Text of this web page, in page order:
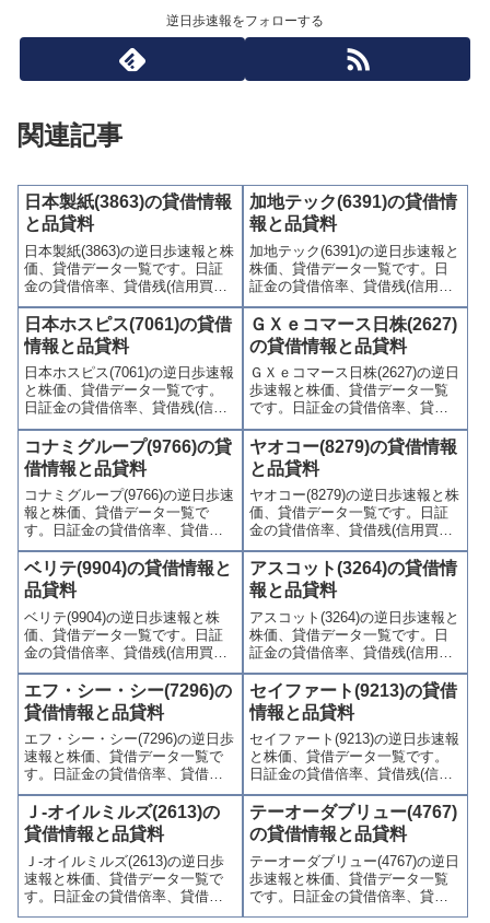
逆日歩速報をフォローする
関連記事
日本製紙(3863)の貸借情報
と品貸料
日本製紙(3863)の逆日歩速報と株
価、貸借データ一覧です。日証
金の貸借倍率、貸借残(信用買
残、信用売残)、品貸料(逆日
歩)、東証の週末残高、規制(注意
喚起・申込停止)など、空売り関
連情報を集計し、図解でわかり
やすくまとめて掲載していま
す。
加地テック(6391)の貸借情
報と品貸料
加地テック(6391)の逆日歩速報と
株価、貸借データ一覧です。日
証金の貸借倍率、貸借残(信用買
残、信用売残)、品貸料(逆日
歩)、東証の週末残高、規制(注意
喚起・申込停止)など、空売り関
連情報を集計し、図解でわかり
やすくまとめて掲載していま
す。
日本ホスピス(7061)の貸借
情報と品貸料
日本ホスピス(7061)の逆日歩速報
と株価、貸借データ一覧です。
日証金の貸借倍率、貸借残(信用
買残、信用売残)、品貸料(逆日
歩)、東証の週末残高、規制(注意
喚起・申込停止)など、空売り関
連情報を集計し、図解でわかり
やすくまとめて掲載していま
す。
ＧＸｅコマース日株(2627)
の貸借情報と品貸料
ＧＸｅコマース日株(2627)の逆日
歩速報と株価、貸借データ一覧
です。日証金の貸借倍率、貸借
残(信用買残、信用売残)、品貸料
(逆日歩)、東証の週末残高、規制
(注意喚起・申込停止)など、空売
り関連情報を集計し、図解でわ
かりやすくまとめて掲載してい
ます。
コナミグループ(9766)の貸
借情報と品貸料
コナミグループ(9766)の逆日歩速
報と株価、貸借データ一覧で
す。日証金の貸借倍率、貸借残
(信用買残、信用売残)、品貸料
(逆日歩)、東証の週末残高、規制
(注意喚起・申込停止)など、空売
り関連情報を集計し、図解でわ
かりやすくまとめて掲載してい
ます。
ヤオコー(8279)の貸借情報
と品貸料
ヤオコー(8279)の逆日歩速報と株
価、貸借データ一覧です。日証
金の貸借倍率、貸借残(信用買
残、信用売残)、品貸料(逆日
歩)、東証の週末残高、規制(注意
喚起・申込停止)など、空売り関
連情報を集計し、図解でわかり
やすくまとめて掲載していま
す。
ベリテ(9904)の貸借情報と
品貸料
ベリテ(9904)の逆日歩速報と株
価、貸借データ一覧です。日証
金の貸借倍率、貸借残(信用買
残、信用売残)、品貸料(逆日
歩)、東証の週末残高、規制(注意
喚起・申込停止)など、空売り関
連情報を集計し、図解でわかり
やすくまとめて掲載していま
す。
アスコット(3264)の貸借情
報と品貸料
アスコット(3264)の逆日歩速報と
株価、貸借データ一覧です。日
証金の貸借倍率、貸借残(信用買
残、信用売残)、品貸料(逆日
歩)、東証の週末残高、規制(注意
喚起・申込停止)など、空売り関
連情報を集計し、図解でわかり
やすくまとめて掲載していま
す。
エフ・シー・シー(7296)の
貸借情報と品貸料
エフ・シー・シー(7296)の逆日歩
速報と株価、貸借データ一覧で
す。日証金の貸借倍率、貸借残
(信用買残、信用売残)、品貸料
(逆日歩)、東証の週末残高、規制
(注意喚起・申込停止)など、空売
り関連情報を集計し、図解でわ
かりやすくまとめて掲載してい
ます。
セイファート(9213)の貸借
情報と品貸料
セイファート(9213)の逆日歩速報
と株価、貸借データ一覧です。
日証金の貸借倍率、貸借残(信用
買残、信用売残)、品貸料(逆日
歩)、東証の週末残高、規制(注意
喚起・申込停止)など、空売り関
連情報を集計し、図解でわかり
やすくまとめて掲載していま
す。
Ｊ-オイルミルズ(2613)の
貸借情報と品貸料
Ｊ-オイルミルズ(2613)の逆日歩
速報と株価、貸借データ一覧で
す。日証金の貸借倍率、貸借残
(信用買残、信用売残)、品貸料
テーオーダブリュー(4767)
の貸借情報と品貸料
テーオーダブリュー(4767)の逆日
歩速報と株価、貸借データ一覧
です。日証金の貸借倍率、貸借
残(信用買残、信用売残)、品貸料